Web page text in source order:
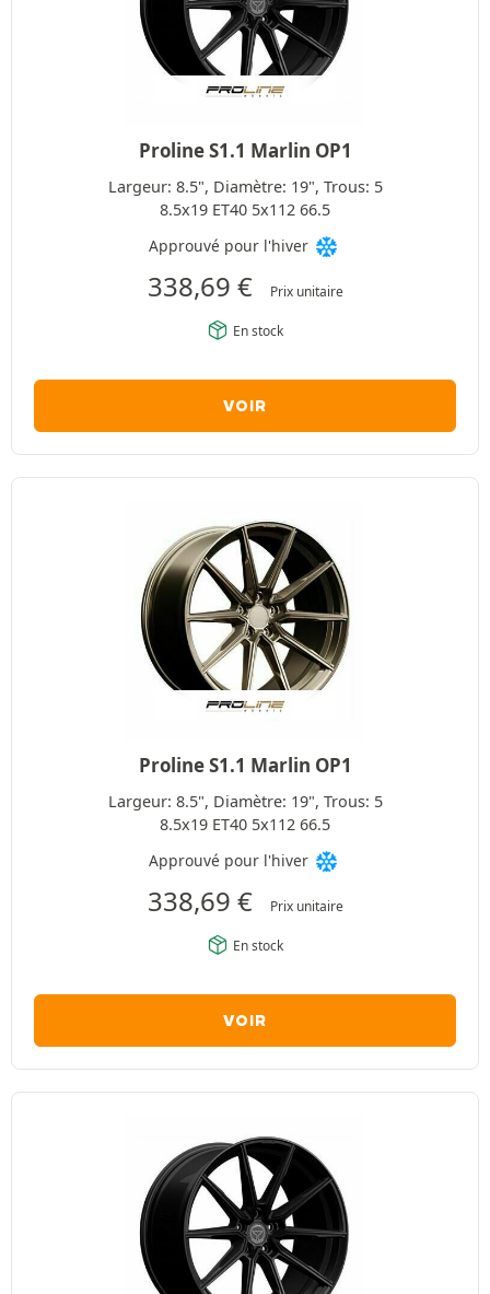
Proline S1.1 Marlin OP1
Largeur: 8.5", Diamètre: 19", Trous: 5
8.5x19 ET40 5x112 66.5
Approuvé pour l'hiver
338,69 € Prix unitaire
En stock
VOIR
Proline S1.1 Marlin OP1
Largeur: 8.5", Diamètre: 19", Trous: 5
8.5x19 ET40 5x112 66.5
Approuvé pour l'hiver
338,69 € Prix unitaire
En stock
VOIR